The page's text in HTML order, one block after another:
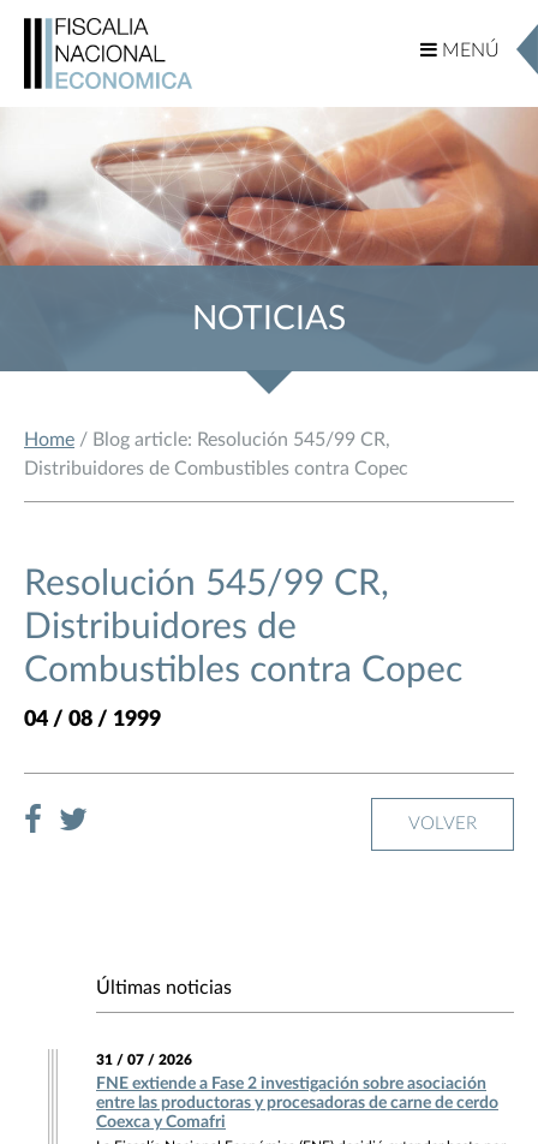
MENÚ
MENÚ
NOTICIAS
Home / Blog article: Resolución 545/99 CR,
Distribuidores de Combustibles contra Copec
Resolución 545/99 CR,
Distribuidores de
Combustibles contra Copec
04 / 08 / 1999
VOLVER
Últimas noticias
31 / 07 / 2026
FNE extiende a Fase 2 investigación sobre asociación
entre las productoras y procesadoras de carne de cerdo
Coexca y Comafri